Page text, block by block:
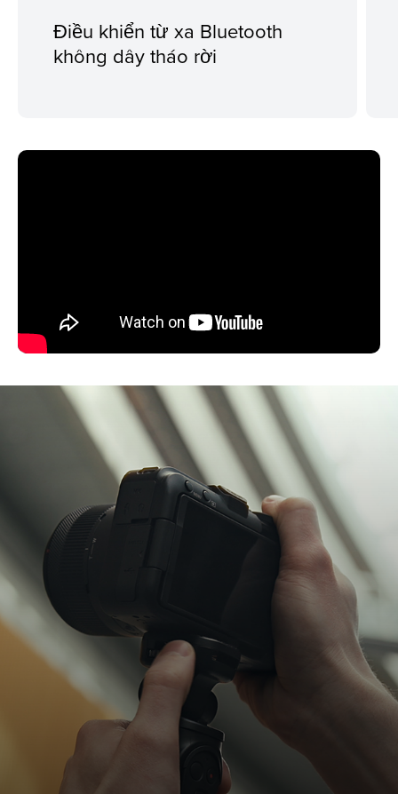
Điều khiển từ xa Bluetooth
không dây tháo rời